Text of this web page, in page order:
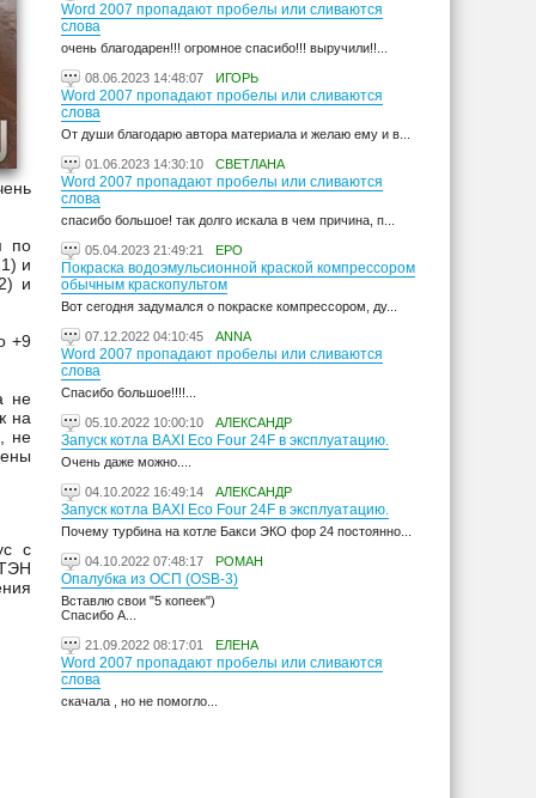
по
и
и
+9
не
на
не
с
Word 2007 пропадают пробелы или сливаются
слова
очень благодарен!!! огромное спасибо!!! выручили!!...
08.06.2023 14:48:07 ИГОРЬ
Word 2007 пропадают пробелы или сливаются
слова
От души благодарю автора материала и желаю ему и в...
01.06.2023 14:30:10 СВЕТЛАНА
Word 2007 пропадают пробелы или сливаются
слова
спасибо большое! так долго искала в чем причина, п...
05.04.2023 21:49:21 ЕРО
Покраска водоэмульсионной краской компрессором
обычным краскопультом
Вот сегодня задумался о покраске компрессором, ду...
07.12.2022 04:10:45 ANNA
Word 2007 пропадают пробелы или сливаются
слова
Спасибо большое!!!!...
05.10.2022 10:00:10 АЛЕКСАНДР
Запуск котла BAXI Eco Four 24F в эксплуатацию.
Очень даже можно....
04.10.2022 16:49:14 АЛЕКСАНДР
Запуск котла BAXI Eco Four 24F в эксплуатацию.
Почему турбина на котле Бакси ЭКО фор 24 постоянно...
04.10.2022 07:48:17 РОМАН
Опалубка из ОСП (OSB-3)
Вставлю свои "5 копеек")
Спасибо А...
21.09.2022 08:17:01 ЕЛЕНА
Word 2007 пропадают пробелы или сливаются
слова
скачала , но не помогло...